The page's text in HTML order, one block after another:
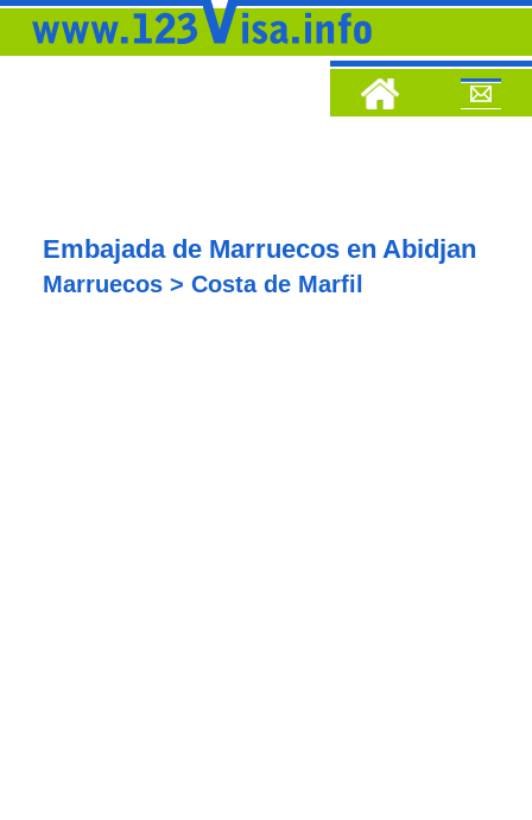
Embajada de Marruecos en Abidjan
Marruecos > Costa de Marfil